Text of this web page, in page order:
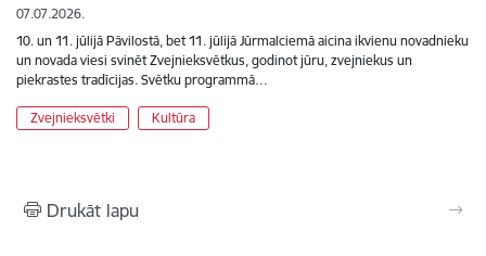
07.07.2026.
10. un 11. jūlijā Pāvilostā, bet 11. jūlijā Jūrmalciemā aicina ikvienu novadnieku
un novada viesi svinēt Zvejnieksvētkus, godinot jūru, zvejniekus un
piekrastes tradīcijas. Svētku programmā…
Zvejnieksvētki Kultūra
Drukāt lapu